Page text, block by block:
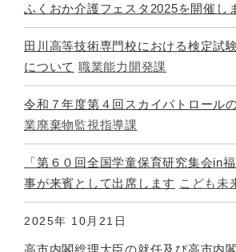
ふくおか介護フェスタ2025を開催し
田川高等技術専門校における検定試
について 職業能力開発課
令和７年度第４回スカイパトロール
業廃棄物監視指導課
「第６０回全国学童保育研究集会in
事が来賓として出席します こども未
2025年 10月21日
高市内閣総理大臣の就任及び高市内